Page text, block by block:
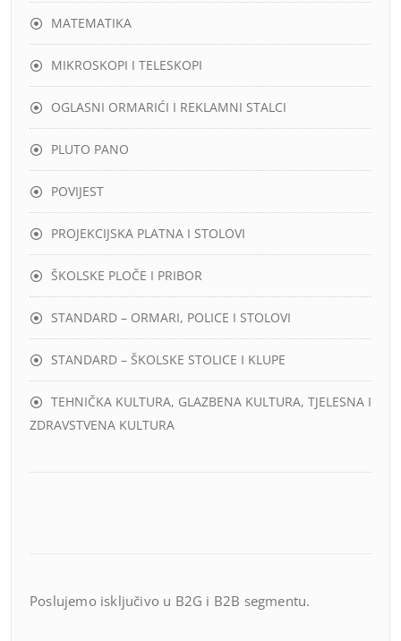
MATEMATIKA
MIKROSKOPI I TELESKOPI
OGLASNI ORMARIĆI I REKLAMNI STALCI
PLUTO PANO
POVIJEST
PROJEKCIJSKA PLATNA I STOLOVI
ŠKOLSKE PLOČE I PRIBOR
STANDARD – ORMARI, POLICE I STOLOVI
STANDARD – ŠKOLSKE STOLICE I KLUPE
TEHNIČKA KULTURA, GLAZBENA KULTURA, TJELESNA I
ZDRAVSTVENA KULTURA
Poslujemo isključivo u B2G i B2B segmentu.